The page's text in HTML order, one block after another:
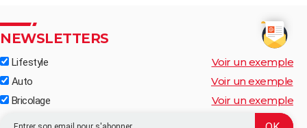
NEWSLETTERS
Lifestyle Voir un exemple
Auto Voir un exemple
Bricolage Voir un exemple